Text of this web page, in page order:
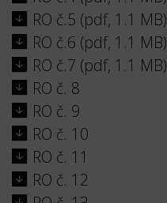
RO č.5 (pdf, 1.1 MB)
RO č.6 (pdf, 1.1 MB)
RO č.7 (pdf, 1.1 MB)
RO č. 8
RO č. 9
RO č. 10
RO č. 11
RO č. 12